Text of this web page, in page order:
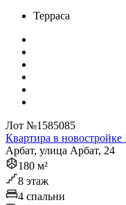
Терраса
Лот №1585085
Квартира в
Арбат, улица Арбат, 24
180 м²
8 этаж
4 спальни